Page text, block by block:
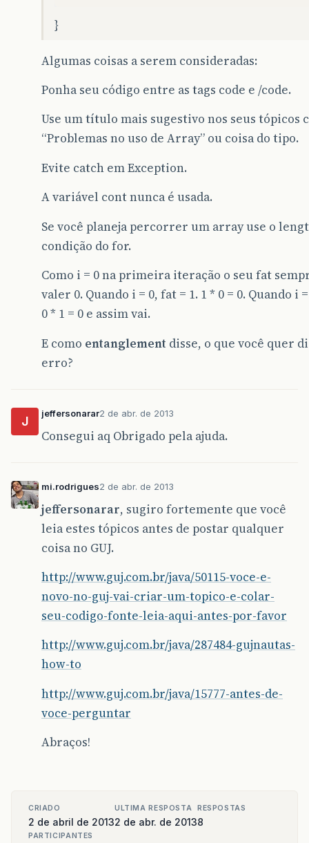
}
Algumas coisas a serem consideradas:
Ponha seu código entre as tags code e /code.
Use um título mais sugestivo nos seus tópicos
“Problemas no uso de Array” ou coisa do tipo.
Evite catch em Exception.
A variável cont nunca é usada.
Se você planeja percorrer um array use o
condição do for.
Como i = 0 na primeira iteração o seu fat
valer 0. Quando i = 0, fat = 1. 1 * 0 = 0. Quando i
0 * 1 = 0 e assim vai.
E como entanglement disse, o que você quer
erro?
J
jeffersonarar2 de abr. de 2013
Consegui aq Obrigado pela ajuda.
mi.rodrigues2 de abr. de 2013
jeffersonarar, sugiro fortemente que você
leia estes tópicos antes de postar qualquer
coisa no GUJ.
http://www.guj.com.br/java/50115-voce-e-
novo-no-guj-vai-criar-um-topico-e-colar-
seu-codigo-fonte-leia-aqui-antes-por-favor
http://www.guj.com.br/java/287484-gujnautas-
how-to
http://www.guj.com.br/java/15777-antes-de-
voce-perguntar
Abraços!
CRIADO
2 de abril de 2013
ULTIMA RESPOSTA
2 de abr. de 2013
RESPOSTAS
8
PARTICIPANTES